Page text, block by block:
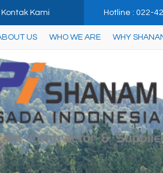
Kontak Kami Hotline : 022-
US WHO WE ARE WHY